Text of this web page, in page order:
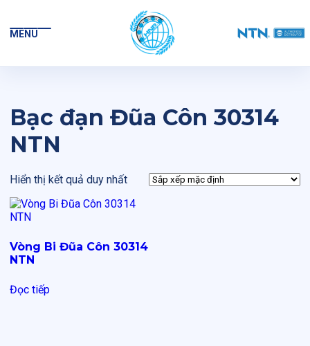
MENU
Bạc đạn Đũa Côn 30314
NTN
Hiển thị kết quả duy nhất
Vòng Bi Đũa Côn 30314
NTN
Đọc tiếp